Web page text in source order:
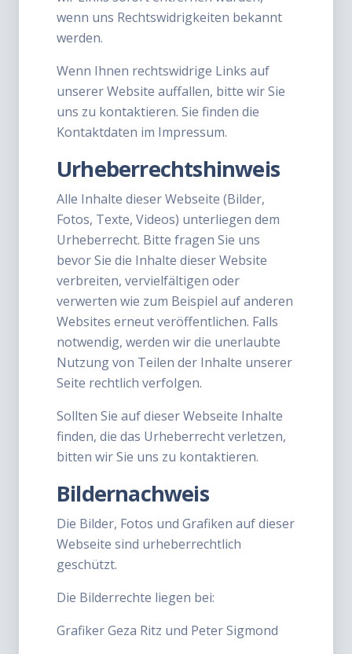
wenn uns Rechtswidrigkeiten bekannt
werden.
Wenn Ihnen rechtswidrige Links auf
unserer Website auffallen, bitte wir Sie
uns zu kontaktieren. Sie finden die
Kontaktdaten im Impressum.
Urheberrechtshinweis
Alle Inhalte dieser Webseite (Bilder,
Fotos, Texte, Videos) unterliegen dem
Urheberrecht. Bitte fragen Sie uns
bevor Sie die Inhalte dieser Website
verbreiten, vervielfältigen oder
verwerten wie zum Beispiel auf anderen
Websites erneut veröffentlichen. Falls
notwendig, werden wir die unerlaubte
Nutzung von Teilen der Inhalte unserer
Seite rechtlich verfolgen.
Sollten Sie auf dieser Webseite Inhalte
finden, die das Urheberrecht verletzen,
bitten wir Sie uns zu kontaktieren.
Bildernachweis
Die Bilder, Fotos und Grafiken auf dieser
Webseite sind urheberrechtlich
geschützt.
Die Bilderrechte liegen bei:
Grafiker Geza Ritz und Peter Sigmond